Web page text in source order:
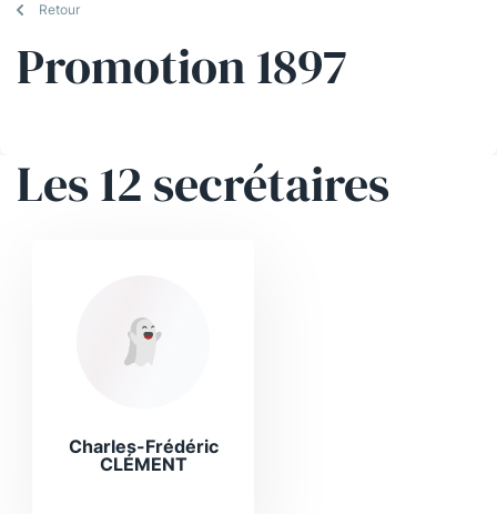
Retour
Promotion 1897
Les 12 secrétaires
Charles-Frédéric
CLÉMENT